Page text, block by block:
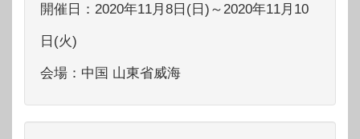
開催日：2020年11月8日(日)～2020年11月10
日(火)
会場：中国 山東省威海